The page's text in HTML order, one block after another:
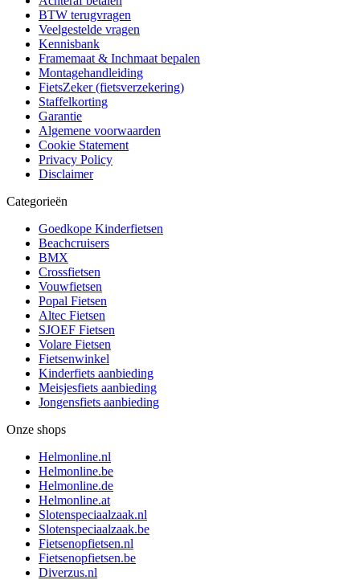
BTW terugvragen
Veelgestelde vragen
Kennisbank
Framemaat & Inchmaat bepalen
Montagehandleiding
FietsZeker (fietsverzekering)
Staffelkorting
Garantie
Algemene voorwaarden
Cookie Statement
Privacy Policy
Disclaimer
Categorieën
Goedkope Kinderfietsen
Beachcruisers
BMX
Crossfietsen
Vouwfietsen
Popal Fietsen
Altec Fietsen
SJOEF Fietsen
Volare Fietsen
Fietsenwinkel
Kinderfiets aanbieding
Meisjesfiets aanbieding
Jongensfiets aanbieding
Onze shops
Helmonline.nl
Helmonline.be
Helmonline.de
Helmonline.at
Slotenspeciaalzaak.nl
Slotenspeciaalzaak.be
Fietsenopfietsen.nl
Fietsenopfietsen.be
Diverzus.nl